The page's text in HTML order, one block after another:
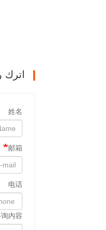
姓名
邮箱
电话
内容